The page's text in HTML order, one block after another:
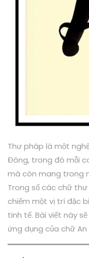
Thư pháp là một
Đông, trong đó mỗi
mà còn mang trong
Trong số các chữ
chiếm một vị trí đặc
tinh tế. Bài viết này
ứng dụng của chữ